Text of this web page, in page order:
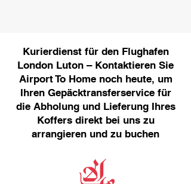
Kurierdienst für den Flughafen
London Luton – Kontaktieren Sie
Airport To Home noch heute, um
Ihren Gepäcktransferservice für
die Abholung und Lieferung Ihres
Koffers direkt bei uns zu
arrangieren und zu buchen